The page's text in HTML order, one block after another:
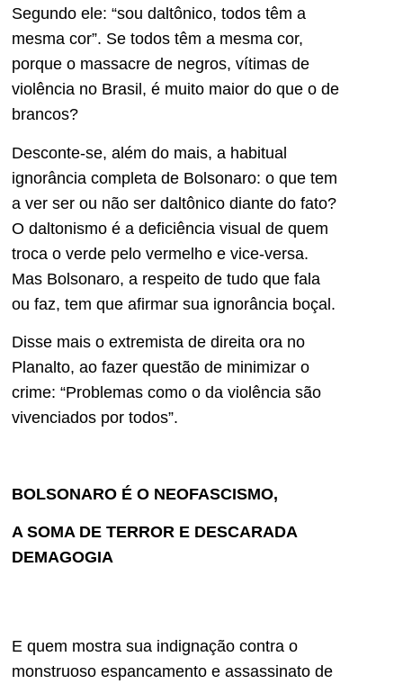
Segundo ele: “sou daltônico, todos têm a
mesma cor”. Se todos têm a mesma cor,
porque o massacre de negros, vítimas de
violência no Brasil, é muito maior do que o de
brancos?
Desconte-se, além do mais, a habitual
ignorância completa de Bolsonaro: o que tem
a ver ser ou não ser daltônico diante do fato?
O daltonismo é a deficiência visual de quem
troca o verde pelo vermelho e vice-versa.
Mas Bolsonaro, a respeito de tudo que fala
ou faz, tem que afirmar sua ignorância boçal.
Disse mais o extremista de direita ora no
Planalto, ao fazer questão de minimizar o
crime: “Problemas como o da violência são
vivenciados por todos”.
BOLSONARO É O NEOFASCISMO,
A SOMA DE TERROR E DESCARADA
DEMAGOGIA
E quem mostra sua indignação contra o
monstruoso espancamento e assassinato de